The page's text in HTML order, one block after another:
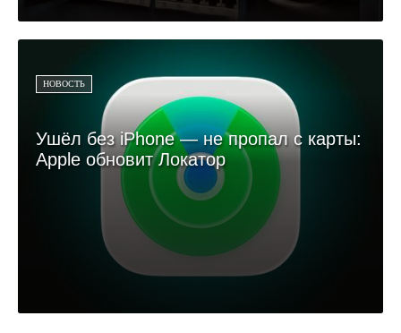
НОВОСТЬ
Ушёл без iPhone — не пропал с карты:
Apple обновит Локатор